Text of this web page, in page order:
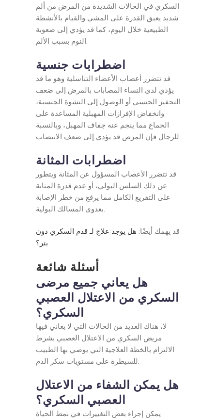
السكري في الحالات الشديدة من المرض من ألم
شديد يعيق القدرة على المشي والقيام بالأنشطة
الطبيعية خلال اليوم، كما قد يؤدي إلى صعوبة
النوم بسبب الألم.
اضطرابات جنسية
قد تتضرر أعصاب الأعضاء التناسلية وهو ما قد
يؤدي لدى النساء المصابات بالمرض إلى ضعف
التحفيز الجنسي أو الوصول إلى النشوة الجنسية،
وانخفاض الإفرازات المهبلية المساعدة على
الجماع مما ينجم عنه جفاف المهبل، وبالنسبة
للرجال فإن المرض قد يؤدي إلى ضعف الانتصاب.
اضطرابات المثانة
قد تتضرر الأعصاب المسؤول عن المثانة ويتطور
عن ذلك السلس البولي، أو عدم قدرة المثانة
على التفريغ الكامل مما يرفع من خطر الإصابة
بعدوى المسالك البولية.
قد يهمك أيضًا: هل يوجد علاج لـ قدم السكري دون
بتر؟
أسئلة شائعة
هل يعاني جميع مرضى
السكري من الاعتلال العصبي
السكري؟
لا، هناك العديد من الحالات التي لا يعاني فيها
مريض السكري من الاعتلال العصبي بشرط
الالتزام بالخطة العلاجية التي يوصي بها الطبيب
للسيطرة على مستويات سكر الدم.
هل يمكن الشفاء من الاعتلال
العصبي السكري؟
يمكن إجراء بعض التغييرات في نمط الحياة